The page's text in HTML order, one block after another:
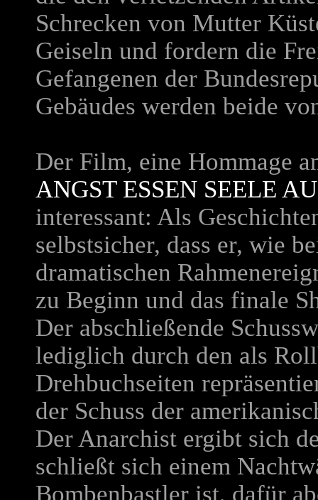
Schrecken von Mutter
Geiseln und fordern die
Gefangenen der
Gebäudes werden beide
Der Film, eine Hommage
ANGST ESSEN SEELE
interessant: Als
selbstsicher, dass er, wie
dramatischen
zu Beginn und das finale
Der abschließende
lediglich durch den als
Drehbuchseiten
der Schuss der
Der Anarchist ergibt sich
schließt sich einem
Bombenbastler ist, dafür